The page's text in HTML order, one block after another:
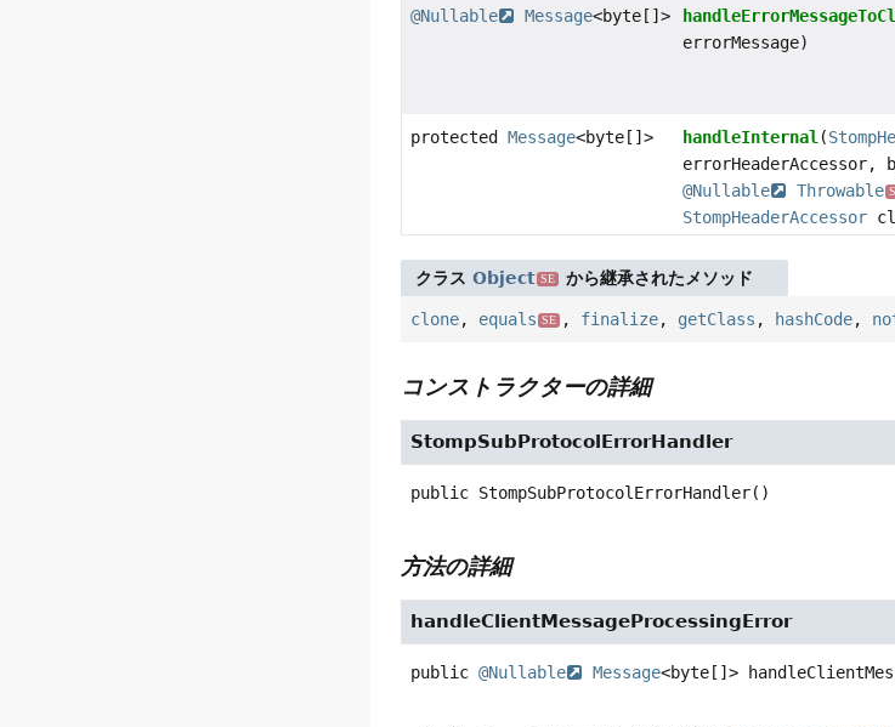
@Nullable Message<byte[]>
errorMessage)
protected Message<byte[]> handleInternal (
@Nullable
Throwable
StompHeaderAccessor
クラス Object SE から継承されたメソッド
clone, equals SE , finalize, getClass , hashCode,
コンストラクターの詳細
StompSubProtocolErrorHandler
public StompSubProtocolErrorHandler()
方法の詳細
handleClientMessageProcessingError
public @Nullable Message<byte[]>